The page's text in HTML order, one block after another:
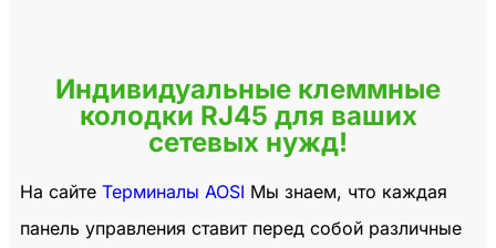
Индивидуальные клеммные
колодки RJ45 для ваших
сетевых нужд!
На сайте Терминалы AOSI Мы знаем, что каждая
панель управления ставит перед собой различные